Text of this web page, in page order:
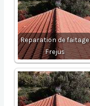
Reparation de faitage
Frejus